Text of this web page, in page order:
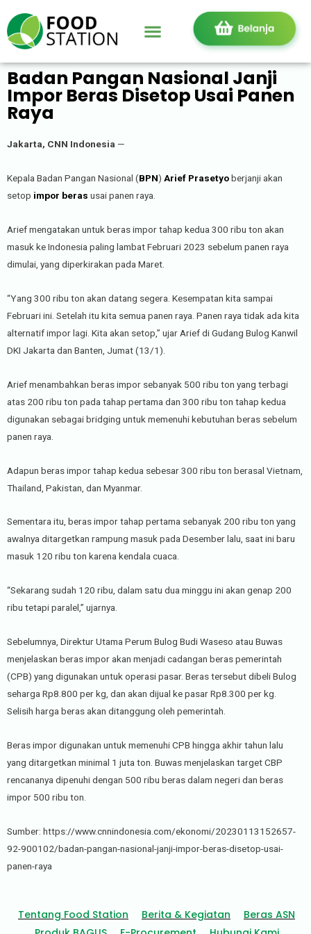
Badan Pangan Nasional Janji
Impor Beras Disetop Usai Panen
Raya
Jakarta, CNN Indonesia —
Kepala Badan Pangan Nasional (BPN) Arief Prasetyoberjanji akan
setop impor beras usai panen raya.
Arief mengatakan untuk beras impor tahap kedua 300 ribu ton akan
masuk ke Indonesia paling lambat Februari 2023 sebelum panen raya
dimulai, yang diperkirakan pada Maret.
“Yang 300 ribu ton akan datang segera. Kesempatan kita sampai
Februari ini. Setelah itu kita semua panen raya. Panen raya tidak ada kita
alternatif impor lagi. Kita akan setop,” ujar Arief di Gudang Bulog Kanwil
DKI Jakarta dan Banten, Jumat (13/1).
Arief menambahkan beras impor sebanyak 500 ribu ton yang terbagi
atas 200 ribu ton pada tahap pertama dan 300 ribu ton tahap kedua
digunakan sebagai bridging untuk memenuhi kebutuhan beras sebelum
panen raya.
Adapun beras impor tahap kedua sebesar 300 ribu ton berasal Vietnam,
Thailand, Pakistan, dan Myanmar.
Sementara itu, beras impor tahap pertama sebanyak 200 ribu ton yang
awalnya ditargetkan rampung masuk pada Desember lalu, saat ini baru
masuk 120 ribu ton karena kendala cuaca.
“Sekarang sudah 120 ribu, dalam satu dua minggu ini akan genap 200
ribu tetapi paralel,” ujarnya.
Sebelumnya, Direktur Utama Perum Bulog Budi Waseso atau Buwas
menjelaskan beras impor akan menjadi cadangan beras pemerintah
(CPB) yang digunakan untuk operasi pasar. Beras tersebut dibeli Bulog
seharga Rp8.800 per kg, dan akan dijual ke pasar Rp8.300 per kg.
Selisih harga beras akan ditanggung oleh pemerintah.
Beras impor digunakan untuk memenuhi CPB hingga akhir tahun lalu
yang ditargetkan minimal 1 juta ton. Buwas menjelaskan target CBP
rencananya dipenuhi dengan 500 ribu beras dalam negeri dan beras
impor 500 ribu ton.
Sumber: https://www.cnnindonesia.com/ekonomi/20230113152657-
92-900102/badan-pangan-nasional-janji-impor-beras-disetop-usai-
panen-raya
Tentang Food Station Berita & Kegiatan
Beras ASN